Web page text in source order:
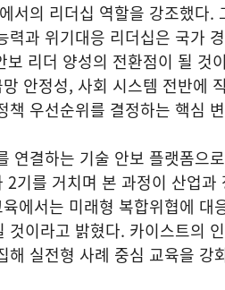
서의 리더십 역할을 강조했다.
과 위기대응 리더십은 국가
리더 양성의 전환점이 될 것
안정성, 사회 시스템 전반에
우선순위를 결정하는 핵심
연결하는 기술 안보 플랫폼으
기를 거치며 본 과정이 산업과
에서는 미래형 복합위협에 대
이라고 밝혔다. 카이스트의
실전형 사례 중심 교육을 강